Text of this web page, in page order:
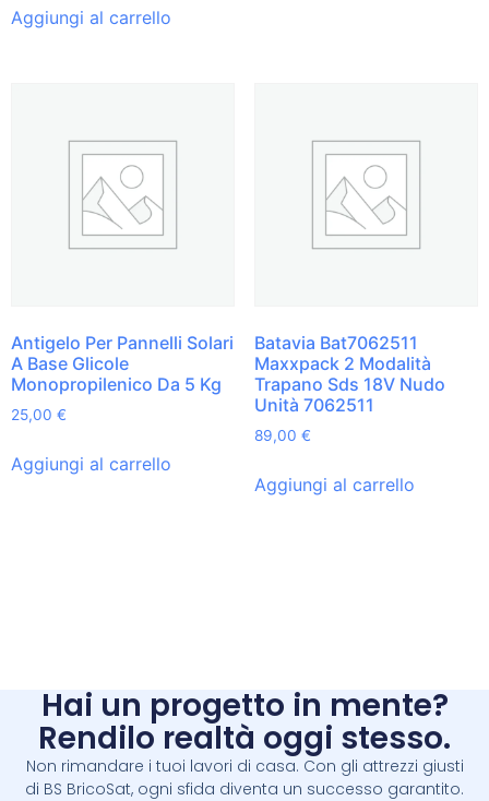
Aggiungi al carrello
Antigelo Per Pannelli Solari
A Base Glicole
Monopropilenico Da 5 Kg
25,00 €
Aggiungi al carrello
Batavia Bat7062511
Maxxpack 2 Modalità
Trapano Sds 18V Nudo
Unità 7062511
89,00 €
Aggiungi al carrello
Hai un progetto in mente?
Rendilo realtà oggi stesso.
Non rimandare i tuoi lavori di casa. Con gli attrezzi giusti
di BS BricoSat, ogni sfida diventa un successo garantito.